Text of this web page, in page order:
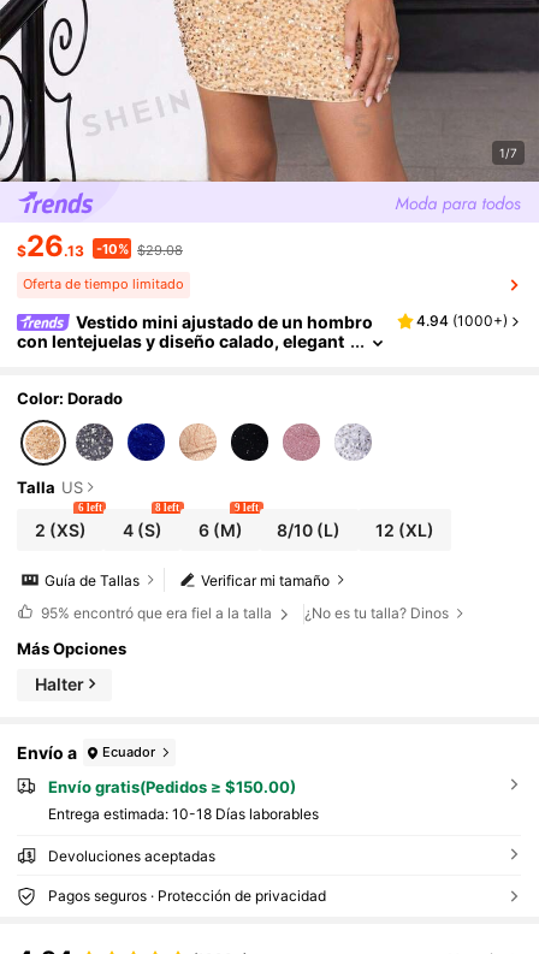
1/7
$26.13 -10% $29.08
Oferta de tiempo limitado
Vestido mini ajustado de un hombro
con lentejuelas y diseño calado, elegant
4.94 (1000+)
Color: Dorado
Talla US
2 (XS)
6 left
4(S)
8 left
6(M)
9 left
8/10 (L) 12 (XL)
Verificar mi tamaño
Guía de Tallas
95% encontró que era fiel a la talla ¿No es tu talla? Dinos
Más Opciones
Halter
Envío a Ecuador
Envío gratis(Pedidos ≥ $150.00)
Entrega estimada: 10-18 Días laborables
Devoluciones aceptadas
Pagos seguros · Protección de privacidad